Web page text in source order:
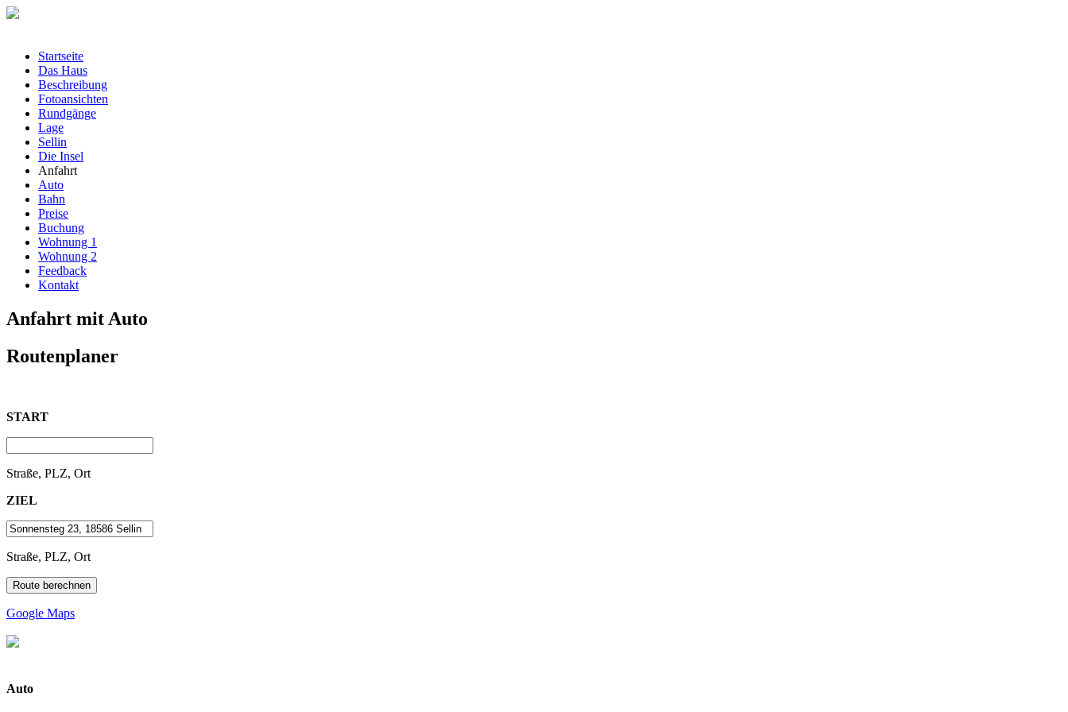
Startseite
Das Haus
Beschreibung
Fotoansichten
Rundgänge
Lage
Sellin
Die Insel
Anfahrt
Auto
Bahn
Preise
Buchung
Wohnung 1
Wohnung 2
Feedback
Kontakt
Anfahrt mit Auto
Routenplaner
START
Straße, PLZ, Ort
ZIEL
Straße, PLZ, Ort
Google Maps
Auto